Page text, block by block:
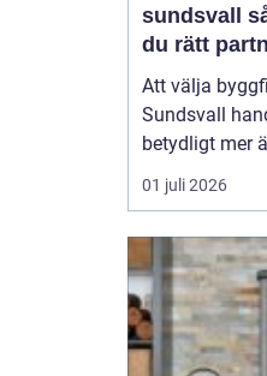
sundsvall så hittar
du rätt
ditt projekt
Att välja
Sundsvall
betydligt mer
jämföra pris.
påverkar
bostaden
framåt. Den
planerar
tillbyggnad
01 juli 2026